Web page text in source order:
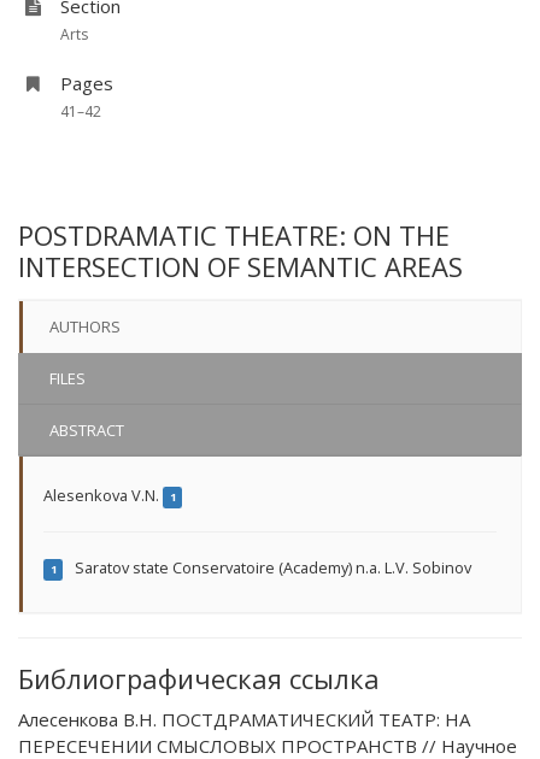
Section
Arts
Pages
41–42
POSTDRAMATIC THEATRE: ON THE
INTERSECTION OF SEMANTIC AREAS
AUTHORS
FILES
ABSTRACT
Alesenkova V.N. 1
1 Saratov state Conservatoire (Academy) n.a. L.V. Sobinov
Библиографическая ссылка
Алесенкова В.Н. ПОСТДРАМАТИЧЕСКИЙ ТЕАТР: НА
ПЕРЕСЕЧЕНИИ СМЫСЛОВЫХ ПРОСТРАНСТВ // Научное